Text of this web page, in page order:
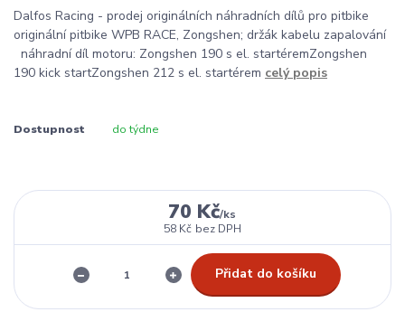
Dalfos Racing - prodej originálních náhradních dílů pro pitbike
originální pitbike WPB RACE, Zongshen; držák kabelu zapalování
náhradní díl motoru: Zongshen 190 s el. startéremZongshen
190 kick startZongshen 212 s el. startérem celý popis
Dostupnost do týdne
70 Kč/ks
58 Kč bez DPH
Přidat do košíku